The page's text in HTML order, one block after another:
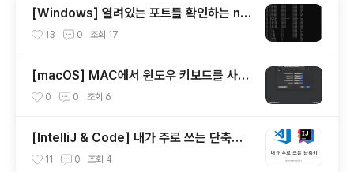
[Windows] 열려있는 포트를 확인하는 net
stat 사용 방법
13 0 조회 17
[macOS] MAC에서 윈도우 키보드를 사용
할 때 옵션(alt)키와 커맨트키를 바꾸는 방법
0 0 조회 6
[IntelliJ & Code] 내가 주로 쓰는 단축키
(Shortcut)
11 0 조회 4